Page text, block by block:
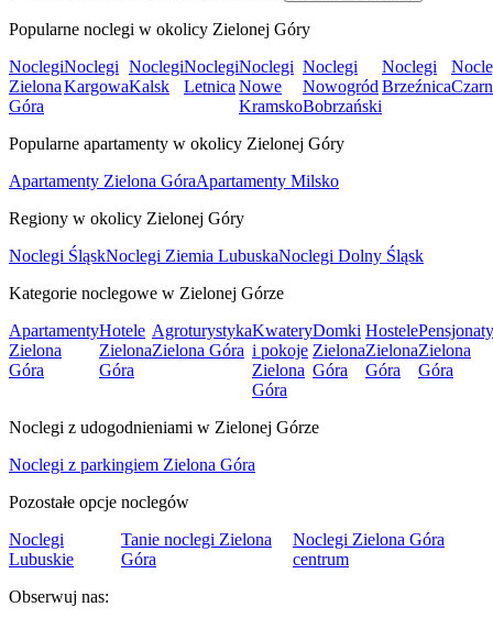
Popularne noclegi w okolicy Zielonej Góry
Noclegi
Zielona
Góra
Noclegi
Kargowa
Noclegi
Kalsk
Noclegi
Letnica
Noclegi
Nowe
Kramsko
Noclegi
Nowogród
Bobrzański
Noclegi
Brzeźnica
Popularne apartamenty w okolicy Zielonej Góry
Apartamenty Zielona GóraApartamenty Milsko
Regiony w okolicy Zielonej Góry
Noclegi ŚląskNoclegi Ziemia LubuskaNoclegi Dolny Śląsk
Kategorie noclegowe w Zielonej Górze
Apartamenty
Zielona
Góra
Hotele
Zielona
Góra
Agroturystyka
Zielona Góra
Kwatery
i pokoje
Zielona
Góra
Domki
Zielona
Góra
Hostele
Zielona
Góra
Pensjonaty
Zielona
Góra
Noclegi z udogodnieniami w Zielonej Górze
Noclegi z parkingiem Zielona Góra
Pozostałe opcje noclegów
Noclegi
Lubuskie
Tanie noclegi Zielona
Góra
Noclegi Zielona Góra
centrum
Obserwuj nas: